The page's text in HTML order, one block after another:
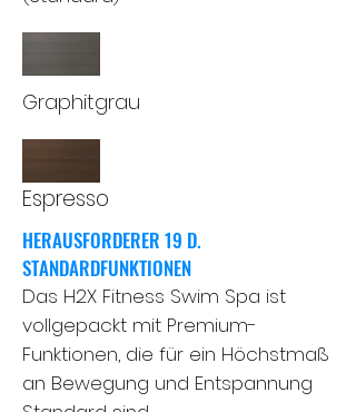
Graphitgrau
Espresso
HERAUSFORDERER 19 D.
STANDARDFUNKTIONEN
Das H2X Fitness Swim Spa ist
vollgepackt mit Premium-
Funktionen, die für ein Höchstmaß
an Bewegung und Entspannung